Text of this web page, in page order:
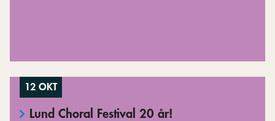
12 OKT
Lund Choral Festival 20 år!